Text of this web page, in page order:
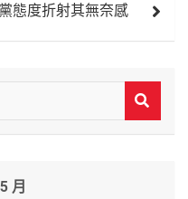
態度折射其無奈感
月